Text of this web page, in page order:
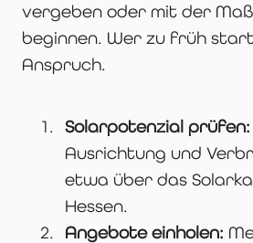
vergeben oder mit der
beginnen. Wer zu früh
Anspruch.
Solarpotenzial prüfen:
Ausrichtung und
etwa über das
Hessen.
Angebote einholen: